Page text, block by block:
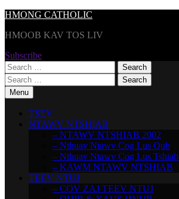
Skip
content
HMONG CATHOLIC
HMOOB KAV TOS LIV
Subscribe
Search
for:
Search
for:Menu
TSEV
NTAWV NTSHIAB
– NTAWV NTSHIAB 2002
– Nthuav Ntawv Cog Lus Qub
– Nthuav Ntawv Cog Lus Tshiab
– KAWM NTAWV NTSHIAB
TEEV NTUJ
– COV ZAJ TEEV NTUJ